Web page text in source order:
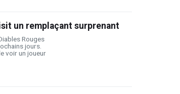
un remplaçant surprenant
Rouges
jours.
voir un joueur